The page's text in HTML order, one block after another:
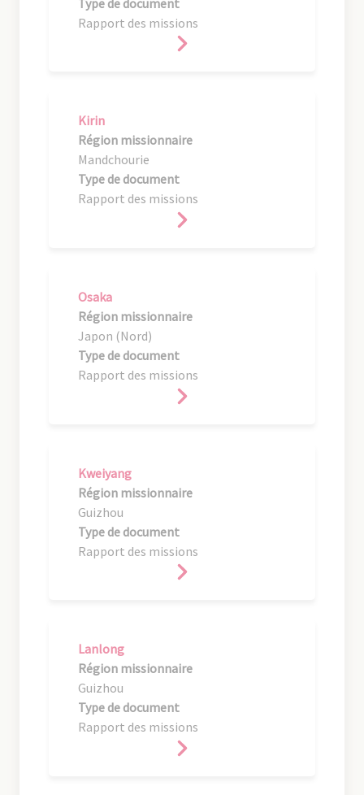
Rapport des missions
Kirin
Région missionnaire
Mandchourie
Type de document
Rapport des missions
Osaka
Région missionnaire
Japon (Nord)
Type de document
Rapport des missions
Kweiyang
Région missionnaire
Guizhou
Type de document
Rapport des missions
Lanlong
Région missionnaire
Guizhou
Type de document
Rapport des missions